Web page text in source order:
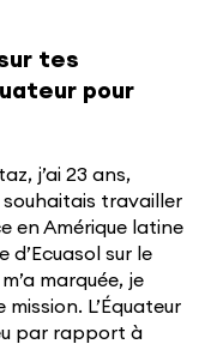
tes
pour
j’ai 23 ans,
travailler
en Amérique latine
d’Ecuasol sur le
marquée, je
L’Équateur
par rapport à